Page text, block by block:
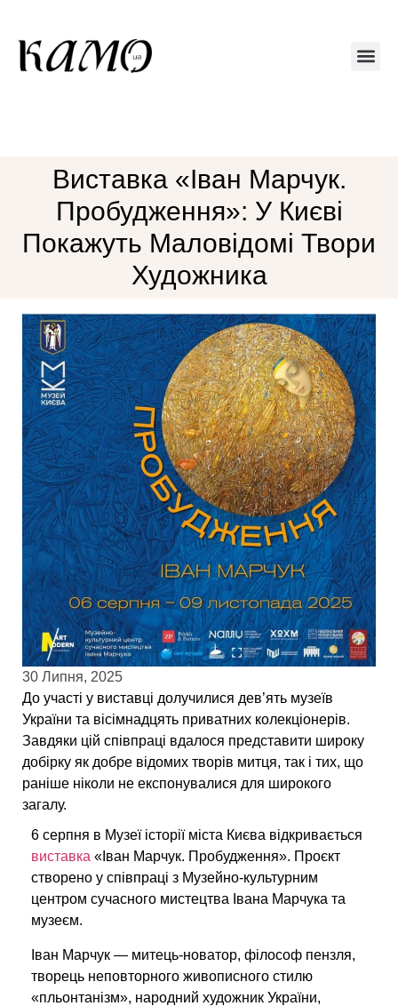
Виставка «Іван Марчук.
Пробудження»: У Києві
Покажуть Маловідомі Твори
Художника
30 Липня, 2025
До участі у виставці долучилися дев’ять музеїв
України та вісімнадцять приватних колекціонерів.
Завдяки цій співпраці вдалося представити широку
добірку як добре відомих творів митця, так і тих, що
раніше ніколи не експонувалися для широкого
загалу.
6 серпня в Музеї історії міста Києва відкривається
виставка «Іван Марчук. Пробудження». Проєкт
створено у співпраці з Музейно-культурним
центром сучасного мистецтва Івана Марчука та
музеєм.
Іван Марчук — митець-новатор, філософ пензля,
творець неповторного живописного стилю
«пльонтанізм», народний художник України,